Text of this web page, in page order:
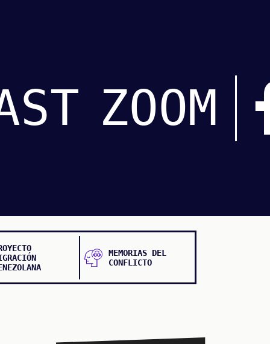
ZOOM
MEMORIAS DEL
CONFLICTO